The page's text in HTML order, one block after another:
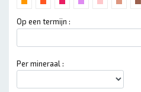
Op een termijn :
Per mineraal :